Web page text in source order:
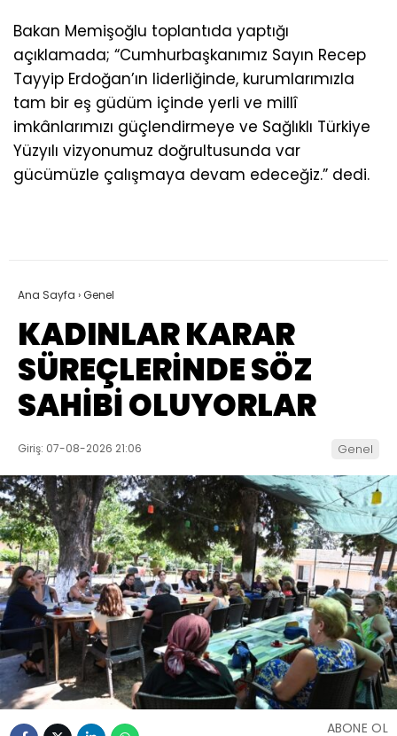
Bakan Memişoğlu toplantıda yaptığı
açıklamada; “Cumhurbaşkanımız Sayın Recep
Tayyip Erdoğan’ın liderliğinde, kurumlarımızla
tam bir eş güdüm içinde yerli ve millî
imkânlarımızı güçlendirmeye ve Sağlıklı Türkiye
Yüzyılı vizyonumuz doğrultusunda var
gücümüzle çalışmaya devam edeceğiz.” dedi.
Ana Sayfa ›Genel
KADINLAR KARAR
SÜREÇLERİNDE SÖZ
SAHİBİ OLUYORLAR
Giriş: 07-08-2026 21:06 Genel
ABONE OL